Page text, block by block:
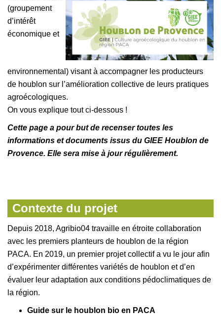
(groupement
d’intérêt
économique et
environnemental) visant à accompagner les producteurs
de houblon sur l’amélioration collective de leurs pratiques
agroécologiques.
On vous explique tout ci-dessous !
Cette page a pour but de recenser toutes les
informations et documents issus du GIEE Houblon de
Provence. Elle sera mise à jour régulièrement.
Contexte du projet
Depuis 2018, Agribio04 travaille en étroite collaboration
avec les premiers planteurs de houblon de la région
PACA. En 2019, un premier projet collectif a vu le jour afin
d’expérimenter différentes variétés de houblon et d’en
évaluer leur adaptation aux conditions pédoclimatiques de
la région.
Guide sur le houblon bio en PACA